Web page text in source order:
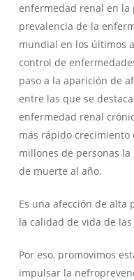
enfermedad renal en
prevalencia de la
mundial en los últimos
control de
paso a la aparición de
entre las que se
enfermedad renal
más rápido crecimiento
millones de personas
de muerte al año.
Es una afección de alta
la calidad de vida de
Por eso, promovimos
impulsar la